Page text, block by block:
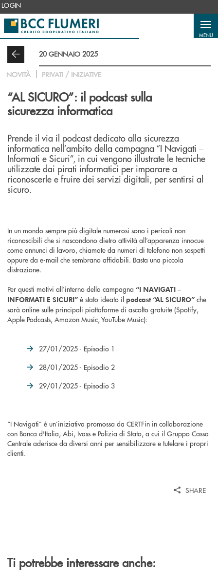
Salta al contenuto principale
LOGIN
MENU
20 GENNAIO 2025
NOVITÀ PRIVATI / INIZIATIVE
“AL SICURO”: il podcast sulla
sicurezza informatica
Prende il via il podcast dedicato alla sicurezza
informatica nell’ambito della campagna “I Navigati –
Informati e Sicuri”, in cui vengono illustrate le tecniche
utilizzate dai pirati informatici per imparare a
riconoscerle e fruire dei servizi digitali, per sentirsi al
sicuro.
In un mondo sempre più digitale numerosi sono i pericoli non
riconoscibili che si nascondono dietro attività all’apparenza innocue
come annunci di lavoro, chiamate da numeri di telefono non sospetti
oppure da e-mail che sembrano affidabili. Basta una piccola
distrazione.
Per questi motivi all’interno della campagna “I NAVIGATI –
INFORMATI E SICURI” è stato ideato il podcast “AL SICURO” che
sarà online sulle principali piattaforme di ascolto gratuite (Spotify,
Apple Podcasts, Amazon Music, YouTube Music):
27/01/2025 - Episodio 1
28/01/2025 - Episodio 2
29/01/2025 - Episodio 3
“I Navigati” è un’iniziativa promossa da CERTFin in collaborazione
con Banca d'Italia, Abi, Ivass e Polizia di Stato, a cui il Gruppo Cassa
Centrale aderisce da diversi anni per sensibilizzare e tutelare i propri
clienti.
SHARE
Ti potrebbe interessare anche: